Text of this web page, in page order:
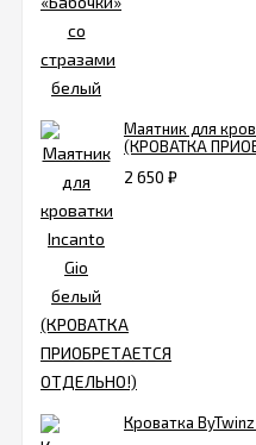
Маятник для
(КРОВАТКА
2 650 ₽
Кроватка